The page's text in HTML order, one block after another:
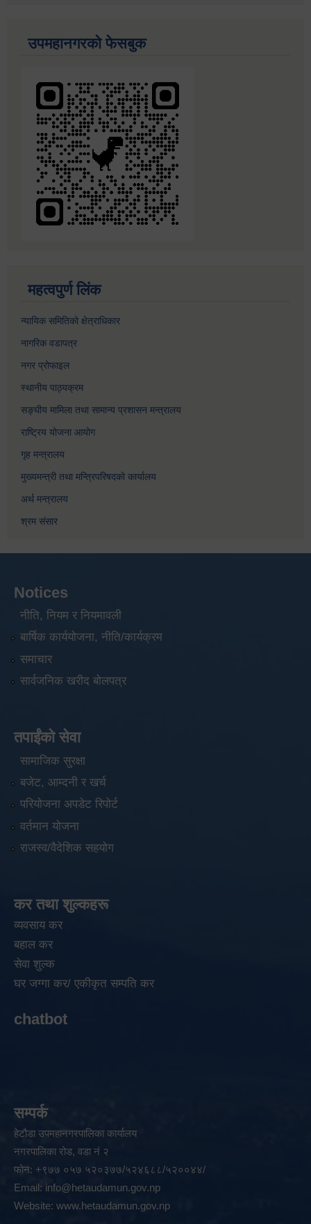
उपमहानगरको फेसबुक
महत्वपुर्ण लिंक
न्यायिक समितिको क्षेत्राधिकार
नागरिक वडापत्र
नगर प्रोफाइल
स्थानीय पाठ्यक्रम
सङ्घीय मामिला तथा सामान्य प्रशासन मन्त्रालय
राष्ट्रिय योजना आयोग
गृह मन्त्रालय
मुख्यमन्त्री तथा मन्त्रिपरिषदको कार्यालय
अर्थ मन्त्रालय
श्रम संसार
Notices
नीति, नियम र नियमावली
बार्षिक कार्ययोजना, नीति/कार्यक्रम
समाचार
सार्वजनिक खरीद बोलपत्र
तपाईंको सेवा
सामाजिक सुरक्षा
बजेट, आम्दनी र खर्च
परियोजना अपडेट रिपोर्ट
वर्तमान योजना
राजस्व/वैदेशिक सहयोग
कर तथा शुल्कहरू
व्यवसाय कर
बहाल कर
सेवा शुल्क
घर जग्गा कर/ एकीकृत सम्पति कर
chatbot
सम्पर्क
हेटौडा उपमहानगरपालिका कार्यालय
नगरपालिका रोड, वडा नं २
फोन: +९७७ ०५७ ५२०३७७/५२४६८८/५२००४४/
Email: info@hetaudamun.gov.np
Website: www.hetaudamun.gov.np